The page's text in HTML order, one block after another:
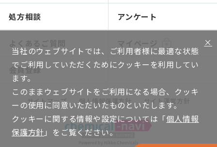
NIKO-BEAUTY（コンセプト＆処方提案）
ショールームのご紹介
ソリューション提案
グローバルネットワーク
機能評価
WEB講座
技術ハンドブック
処方相談 アンケート
会員登録
サイトマップ 個人情報保護方針 サイト運営方針
×
当社のウェブサイトでは、ご利用者様に最適な状態
でご利用していただくためにクッキーを利用してい
ます。
このままウェブサイトをご利用になる場合、クッキ
ーの使用に同意いただいたものといたします。
クッキーに関する情報や設定については「個人情報
保護方針 」をご覧ください。